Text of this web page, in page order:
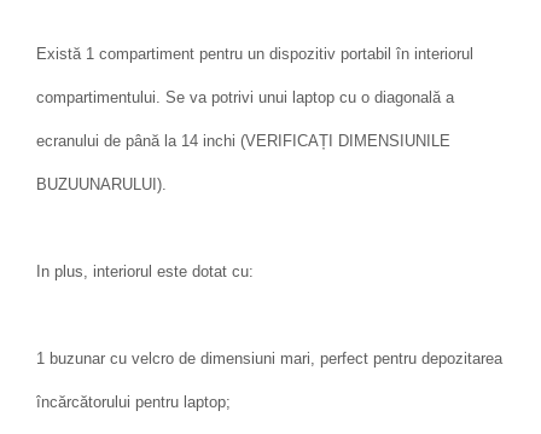
Există 1 compartiment pentru un dispozitiv portabil în interiorul
compartimentului. Se va potrivi unui laptop cu o diagonală a
ecranului de până la 14 inchi (VERIFICAȚI DIMENSIUNILE
BUZUUNARULUI).
In plus, interiorul este dotat cu:
1 buzunar cu velcro de dimensiuni mari, perfect pentru depozitarea
încărcătorului pentru laptop;